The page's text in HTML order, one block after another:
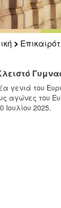
γενιά του
αγώνες του
Ιουλίου 2025.